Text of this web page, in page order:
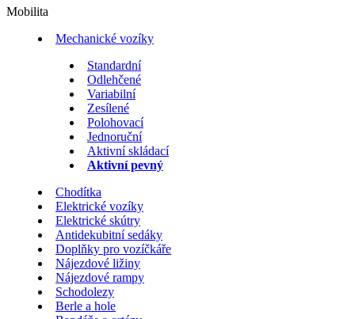
Mobilita
Mechanické vozíky
Standardní
Odlehčené
Variabilní
Zesílené
Polohovací
Jednoruční
Aktivní skládací
Aktivní pevný
Chodítka
Elektrické vozíky
Elektrické skútry
Antidekubitní sedáky
Doplňky pro vozíčkáře
Nájezdové ližiny
Nájezdové rampy
Schodolezy
Berle a hole